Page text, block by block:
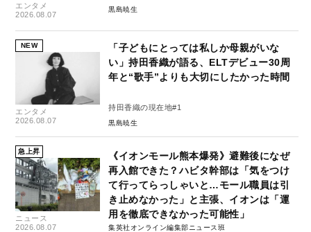
エンタメ
2026.08.07
黒島暁生
NEW
エンタメ
2026.08.07
「子どもにとっては私しか母親がいな
い」持田香織が語る、ELTデビュー30周
年と“歌手”よりも大切にしたかった時間
持田香織の現在地#1
黒島暁生
急上昇
ニュース
2026.08.07
《イオンモール熊本爆発》避難後になぜ
再入館できた？ハビタ幹部は「気をつけ
て行ってらっしゃいと…モール職員は引
き止めなかった」と主張、イオンは「運
用を徹底できなかった可能性」
集英社オンライン編集部ニュース班